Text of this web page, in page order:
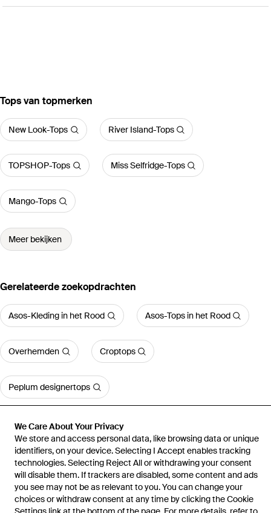
We Care About Your Privacy
We store and access personal data, like browsing data or unique
identifiers, on your device. Selecting I Accept enables tracking
technologies. Selecting Reject All or withdrawing your consent
will disable them. If trackers are disabled, some content and ads
you see may not be as relevant to you. You can change your
choices or withdraw consent at any time by clicking the Cookie
‪Tops‬ van topmerken
New Look-Tops River Island-Tops
TOPSHOP-Tops Miss Selfridge-Tops
Mango-Tops
Meer bekijken
Gerelateerde zoekopdrachten
Asos-Kleding in het Rood Asos-Tops in het Rood
Overhemden Croptops
Peplum designertops
Meer bekijken
Home Tops voor dames ASOS-Tops
Top Van Polyamide Met
Lage Ronde Hals En Korte Mouwen